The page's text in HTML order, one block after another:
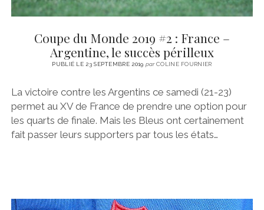
Coupe du Monde 2019 #2 : France –
Argentine, le succès périlleux
PUBLIÉ LE 23 SEPTEMBRE 2019 parCOLINE FOURNIER
La victoire contre les Argentins ce samedi (21-23)
permet au XV de France de prendre une option pour
les quarts de finale. Mais les Bleus ont certainement
fait passer leurs supporters par tous les états…